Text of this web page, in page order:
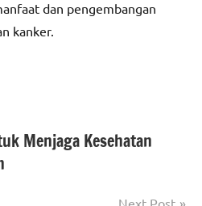
dan pengembangan
kanker.
Menjaga Kesehatan